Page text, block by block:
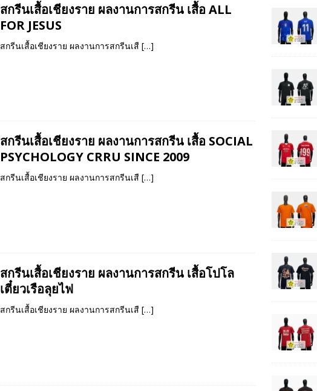
สกรีนเสื้อเชียงราย ผลงานการสกรีน เสื้อ ALL
FOR JESUS
สกรีนเสื้อเชียงราย ผลงานการสกรีนเสื […]
สกรีนเสื้อเชียงราย ผลงานการสกรีน เสื้อ SOCIAL
PSYCHOLOGY CRRU SINCE 2009
สกรีนเสื้อเชียงราย ผลงานการสกรีนเสื […]
สกรีนเสื้อเชียงราย ผลงานการสกรีน เสื้อโปโล
เตี๋ยวเรือลุยไฟ
สกรีนเสื้อเชียงราย ผลงานการสกรีนเสื […]